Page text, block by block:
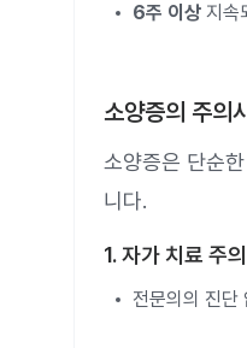
6주 이상 지속
소양증의 주의
소양증은 단순
니다.
1. 자가 치료 주의
전문의의 진단